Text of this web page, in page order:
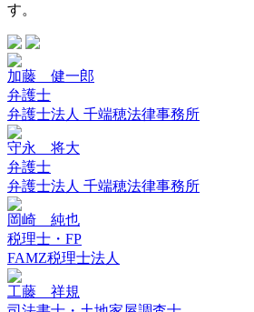
す。
加藤 健一郎
弁護士
弁護士法人 千端穂法律事務所
守永 将大
弁護士
弁護士法人 千端穂法律事務所
岡崎 純也
税理士・FP
FAMZ税理士法人
工藤 祥規